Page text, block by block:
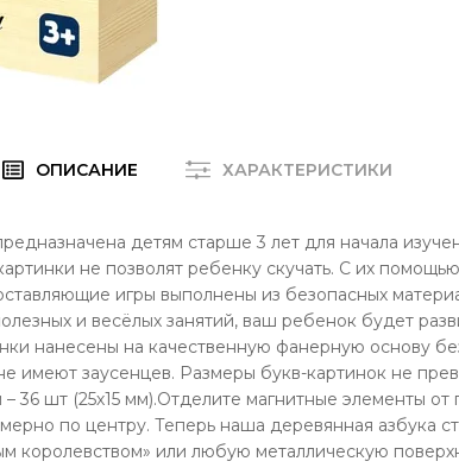
ОПИСАНИЕ ХАРАКТЕРИСТИКИ
детям старше 3 лет для начала
не позволят ребенку скучать. С их
игры выполнены из безопасных
и весёлых занятий, ваш ребенок будет
нанесены на качественную фанерную основу
имеют заусенцев. Размеры букв-картинок не
36 шт (25х15 мм).Отделите магнитные элементы
по центру. Теперь наша деревянная азбука
королевством» или любую металлическую